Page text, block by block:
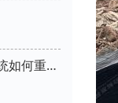
工业厂房屋顶防护的技术革新：SYR系统如何重塑行业标准